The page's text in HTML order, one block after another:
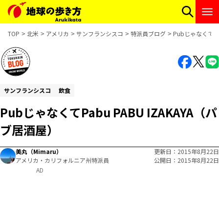
TOP 北米 アメリカ サンフランシスコ 特派員ブログ Pubじゃなくて
サンフランシスコ 飲食
PubじゃなくてPabu PABU IZAKAYA（パ
ブ居酒屋）
美丸（Mimaru）
アメリカ・カリフォルニア州特派員
更新日
2015年8月22日
公開日
2015年8月22日
AD